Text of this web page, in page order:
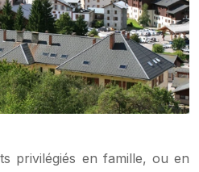
privilégiés en famille, ou en